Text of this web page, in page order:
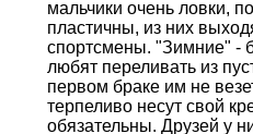
мальчики очень ловки,
пластичны, из них
спортсмены. "Зимние" -
любят переливать из
первом браке им не
терпеливо несут свой
обязательны. Друзей у